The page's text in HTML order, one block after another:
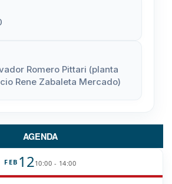
Romero Pittari (planta
Rene Zabaleta Mercado)
AGENDA
FEB 1210:00 - 14:00